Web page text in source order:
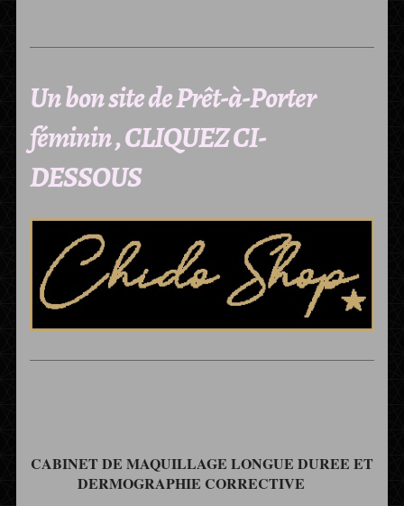
Un bon site de Prêt-à-Porter
féminin , CLIQUEZ CI-
DESSOUS
CABINET DE MAQUILLAGE LONGUE DUREE ET
DERMOGRAPHIE CORRECTIVE